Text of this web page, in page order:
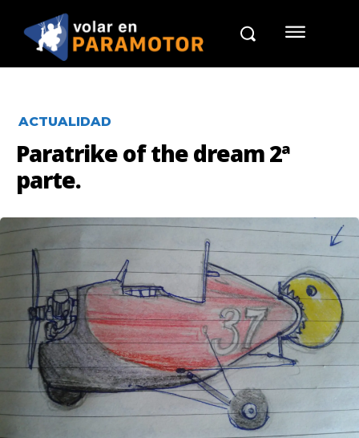
ACTUALIDAD
Paratrike of the dream 2ª
parte.